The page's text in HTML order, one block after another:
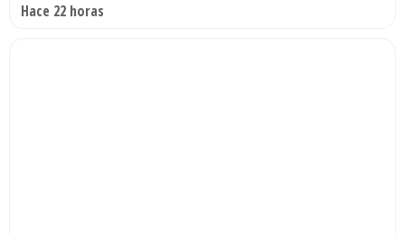
Hace 22 horas